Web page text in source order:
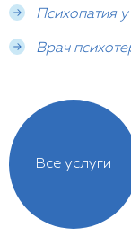
Психопатия у
Врач
Все услуги